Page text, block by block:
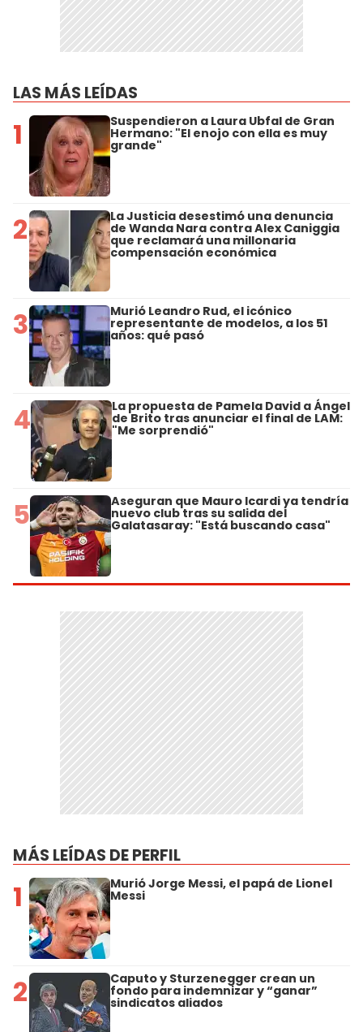
LAS MÁS LEÍDAS
1 Suspendieron a Laura Ubfal de Gran
Hermano: "El enojo con ella es muy
grande"
2 La Justicia desestimó una denuncia
de Wanda Nara contra Alex Caniggia
que reclamará una millonaria
compensación económica
3 Murió Leandro Rud, el icónico
representante de modelos, a los 51
años: qué pasó
4 La propuesta de Pamela David a Ángel
de Brito tras anunciar el final de LAM:
"Me sorprendió"
5 Aseguran que Mauro Icardi ya tendría
nuevo club tras su salida del
Galatasaray: "Está buscando casa"
MÁS LEÍDAS DE PERFIL
1 Murió Jorge Messi, el papá de Lionel
Messi
2 Caputo y Sturzenegger crean un
fondo para indemnizar y “ganar”
sindicatos aliados